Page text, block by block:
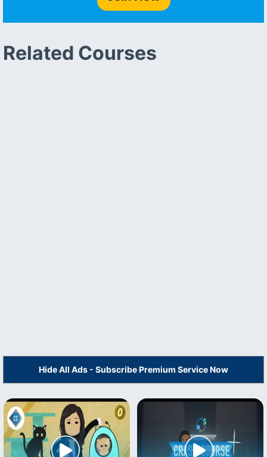
Related Courses
Hide All Ads - Subscribe Premium Service Now